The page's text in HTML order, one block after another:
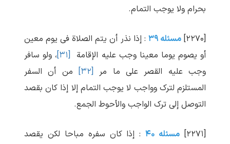
بحرام ولا یوجب التمام.
[۲۲۷۰] مسئله ۳۹
: إذا نذر أن یتم الصلاة فی یوم معین
أو یصوم یوما معینا وجب علیه الإقامة [۳۱]
، ولو سافر
وجب علیه القصر علی ما مر [۳۲]
من أن السفر
المستلزم لترک وواجب لا یوجب التمام إلا إذا کان بقصد
التوصل إلی ترک الواجب والأحوط الجمع.
[۲۲۷۱] مسئله ۴۰
: إذا کان سفره مباحا لکن یقصد